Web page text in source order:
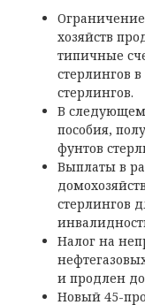
хозяйств
типичные
стерлингов
стерлингов.
В следующем
пособия,
фунтов
Выплаты в
стерлингов
Налог на
и продлен
Новый 45-